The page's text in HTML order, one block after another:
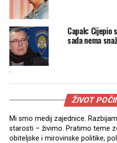
Capak: Cijepio
sada nema
.
ŽIVOT
Mi smo medij zajednice.
starosti – živimo. Pratimo teme
obiteljske i mirovinske politike,